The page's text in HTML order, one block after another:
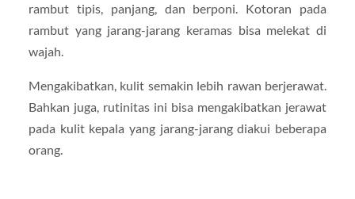
rambut tipis, panjang, dan berponi. Kotoran pada
rambut yang jarang-jarang keramas bisa melekat di
wajah.
Mengakibatkan, kulit semakin lebih rawan berjerawat.
Bahkan juga, rutinitas ini bisa mengakibatkan jerawat
pada kulit kepala yang jarang-jarang diakui beberapa
orang.